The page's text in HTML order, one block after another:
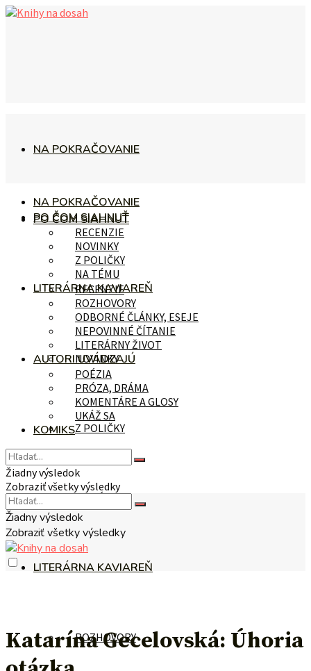
NA POKRAČOVANIE
PO ČOM SIAHNUŤ
RECENZIE
NOVINKY
Z POLIČKY
NA TÉMU
LITERÁRNA KAVIAREŇ
ROZHOVORY
NA POKRAČOVANIE
PO ČOM SIAHNUŤ
RECENZIE
NOVINKY
Z POLIČKY
NA TÉMU
LITERÁRNA KAVIAREŇ
ROZHOVORY
ODBORNÉ ČLÁNKY, ESEJE
NEPOVINNÉ ČÍTANIE
LITERÁRNY ŽIVOT
AUTORI UVÁDZAJÚ
POÉZIA
PRÓZA, DRÁMA
KOMENTÁRE A GLOSY
UKÁŽ SA
KOMIKS
Žiadny výsledok
Zobraziť všetky výsledky
Žiadny výsledok
Zobraziť všetky výsledky
Katarína Gecelovská: Úhoria